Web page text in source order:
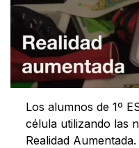
Los alumnos de 1º
célula utilizando las
Realidad Aumentada.